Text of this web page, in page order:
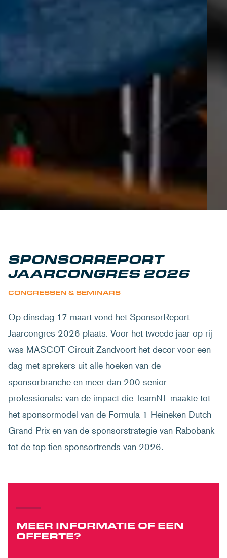
SPONSORREPORT
JAARCONGRES 2026
CONGRESSEN & SEMINARS
Op dinsdag 17 maart vond het SponsorReport
Jaarcongres 2026 plaats. Voor het tweede jaar op rij
was MASCOT Circuit Zandvoort het decor voor een
dag met sprekers uit alle hoeken van de
sponsorbranche en meer dan 200 senior
professionals: van de impact die TeamNL maakte tot
het sponsormodel van de Formula 1 Heineken Dutch
Grand Prix en van de sponsorstrategie van Rabobank
tot de top tien sponsortrends van 2026.
MEER INFORMATIE OF EEN
OFFERTE?